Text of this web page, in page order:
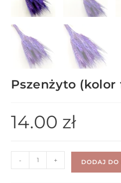
Pszenżyto
14.00 zł
- + DODAJ DO